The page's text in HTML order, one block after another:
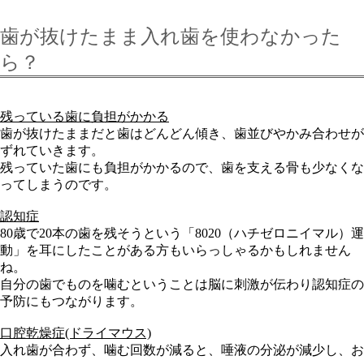
歯が抜けたまま入れ歯を使わなかった
ら？
残っている歯に負担がかかる
歯が抜けたままだと歯はどんどん傾き、歯並びやかみ合わせが
ずれていきます。
残っていた歯にも負担がかかるので、歯を支える骨も少なくな
ってしまうのです。
認知症
80歳で20本の歯を残そうという「8020（ハチゼロニイマル）運
動」を耳にしたことがある方もいらっしゃるかもしれません
ね。
自分の歯でものを噛むということは脳に刺激が伝わり認知症の
予防にもつながります。
口腔乾燥症(ドライマウス)
入れ歯が合わず、噛む回数が減ると、唾液の分泌が減少し、お